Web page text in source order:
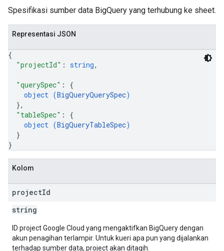
Spesifikasi sumber data BigQuery yang terhubung ke sheet.
Representasi JSON
{
"projectId" : string,
"querySpec" : {
object (BigQueryQuerySpec)
},
"tableSpec" : {
object (BigQueryTableSpec)
}
}
Kolom
projectId
string
ID project Google Cloud yang mengaktifkan BigQuery dengan
akun penagihan terlampir. Untuk kueri apa pun yang dijalankan
terhadap sumber data, project akan ditagih.